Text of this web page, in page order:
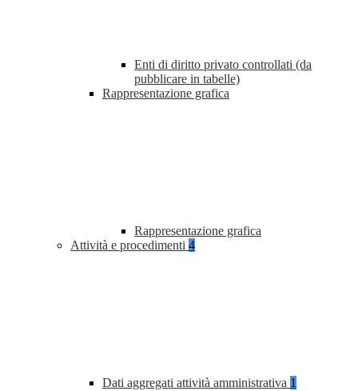
Enti di diritto privato controllati (da
pubblicare in tabelle)
Rappresentazione grafica
Rappresentazione grafica
Attività e procedimenti 4
Dati aggregati attività amministrativa 1